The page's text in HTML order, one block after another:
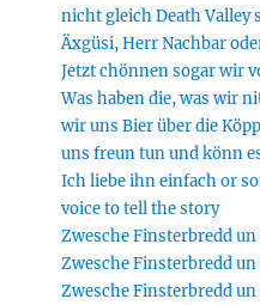
nicht gleich Death Valley
Äxgüsi, Herr Nachbar
Jetzt chönnen sogar wir
Was haben die, was wir
wir uns Bier über die
uns freun tun und könn
Ich liebe ihn einfach or
voice to tell the story
Zwesche Finsterbredd un
Zwesche Finsterbredd
Zwesche Finsterbredd